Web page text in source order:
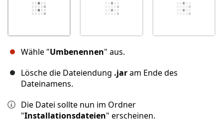
Wähle "Umbenennen" aus.
Lösche die Dateiendung .jaram Ende des
Dateinamens.
Die Datei sollte nun im Ordner
"Installationsdateien" erscheinen.